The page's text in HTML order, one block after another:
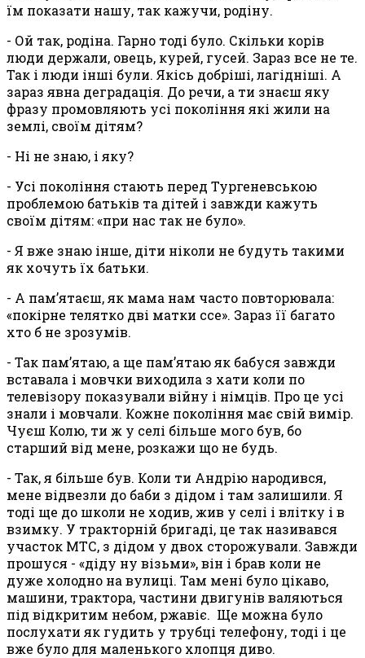
їм показати нашу, так кажучи, родіну.
- Ой так, родіна. Гарно тоді було. Скільки корів
люди держали, овець, курей, гусей. Зараз все не те.
Так і люди інші були. Якісь добріші, лагідніші. А
зараз явна деградація. До речи, а ти знаєш яку
фразу промовляють усі покоління які жили на
землі, своїм дітям?
- Ні не знаю, і яку?
- Усі покоління стають перед Тургеневською
проблемою батьків та дітей і завжди кажуть
своїм дітям: «при нас так не було».
- Я вже знаю інше, діти ніколи не будуть такими
як хочуть їх батьки.
- А пам’ятаєш, як мама нам часто повторювала:
«покірне телятко дві матки ссе». Зараз її багато
хто б не зрозумів.
- Так пам’ятаю, а ще пам’ятаю як бабуся завжди
вставала і мовчки виходила з хати коли по
телевізору показували війну і німців. Про це усі
знали і мовчали. Кожне покоління має свій вимір.
Чуєш Колю, ти ж у селі більше мого був, бо
старший від мене, розкажи що не будь.
- Так, я більше був. Коли ти Андрію народився,
мене відвезли до баби з дідом і там залишили. Я
тоді ще до школи не ходив, жив у селі і влітку і в
взимку. У тракторній бригаді, це так називався
участок МТС, з дідом у двох сторожували. Завжди
прошуся - «діду ну візьми», він і брав коли не
дуже холодно на вулиці. Там мені було цікаво,
машини, трактора, частини двигунів валяються
під відкритим небом, ржавіє. Ще можна було
послухати як гудить у трубці телефону, тоді і це
вже було для маленького хлопця диво.